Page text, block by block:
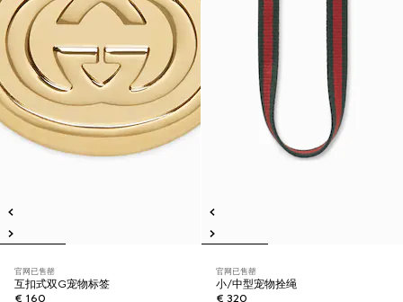
官网已售罄
互扣式双G宠物标签
€ 160
官网已售罄
小/中型宠物拴绳
€ 320